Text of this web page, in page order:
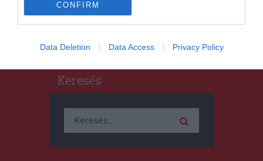
CONFIRM
Data Deletion Data Access Privacy Policy
Keresés
Keresés: